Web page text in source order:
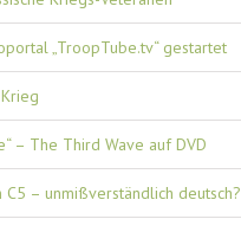
„TroopTube.tv“ gestartet
– The Third Wave auf DVD
– unmißverständlich deutsch?